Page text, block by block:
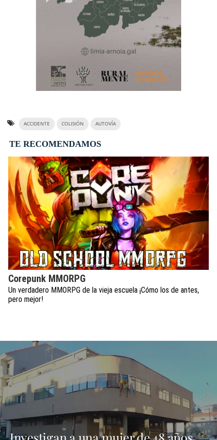
ACCIDENTE COLISIÓN AUTOVÍA
TE RECOMENDAMOS
Corepunk MMORPG
Un verdadero MMORPG de la vieja escuela ¡Cómo los de antes,
pero mejor!